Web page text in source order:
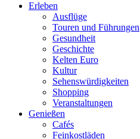
Erleben
Ausflüge
Touren und Führungen
Gesundheit
Geschichte
Kelten Euro
Kultur
Sehenswürdigkeiten
Shopping
Veranstaltungen
Genießen
Cafés
Feinkostläden